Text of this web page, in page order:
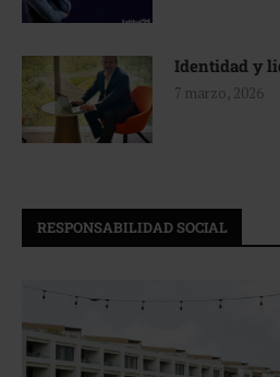
Identidad y
7 marzo, 2026
RESPONSABILIDAD SOCIAL